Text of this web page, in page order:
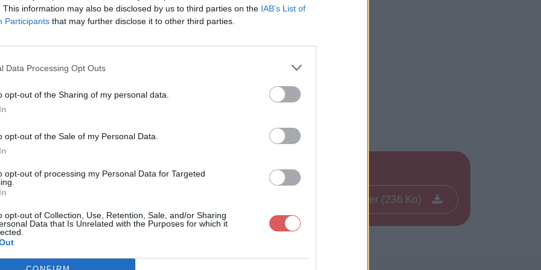
This information may also be disclosed by us to third parties on the IAB’s List of
Participants that may further disclose it to other third parties.
Data Processing Opt Outs
opt-out of the Sharing of my personal data.
opt-out of the Sale of my Personal Data.
opt-out of processing my Personal Data for Targeted
opt-out of Collection, Use, Retention, Sale, and/or Sharing
Data that Is Unrelated with the Purposes for which it
Télécharger le fichier (236 Ko)